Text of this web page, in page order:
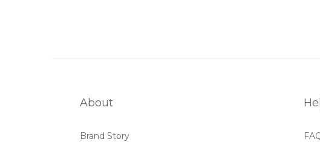
About
Brand Story